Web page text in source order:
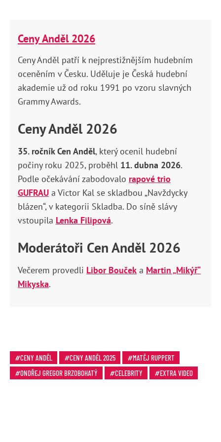
Ceny Anděl 2026
Ceny Anděl patří k nejprestižnějším hudebním
oceněním v Česku. Uděluje je Česká hudební
akademie už od roku 1991 po vzoru slavných
Grammy Awards.
Ceny Anděl 2026
35. ročník Cen Anděl, který ocenil hudební
počiny roku 2025, proběhl 11. dubna 2026.
Podle očekávání zabodovalo rapové trio
GUFRAU a Victor Kal se skladbou „Navždycky
blázen“, v kategorii Skladba. Do síně slávy
vstoupila Lenka Filipová.
Moderátoři Cen Anděl 2026
Večerem provedli Libor Bouček a Martin „Mikýř“
Mikyska.
CENY ANDĚL CENY ANDĚL 2025
MATĚJ RUPPERT
ONDŘEJ GREGOR BRZOBOHATÝ
CELEBRITY EXTRA VIDEO